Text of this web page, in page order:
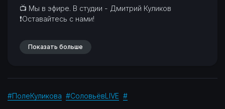
⁣📺 Мы в эфире. В студии - Дмитрий Куликов
❗Оставайтесь с нами!
Показать больше
#ПолеКуликова #СоловьёвLIVE #